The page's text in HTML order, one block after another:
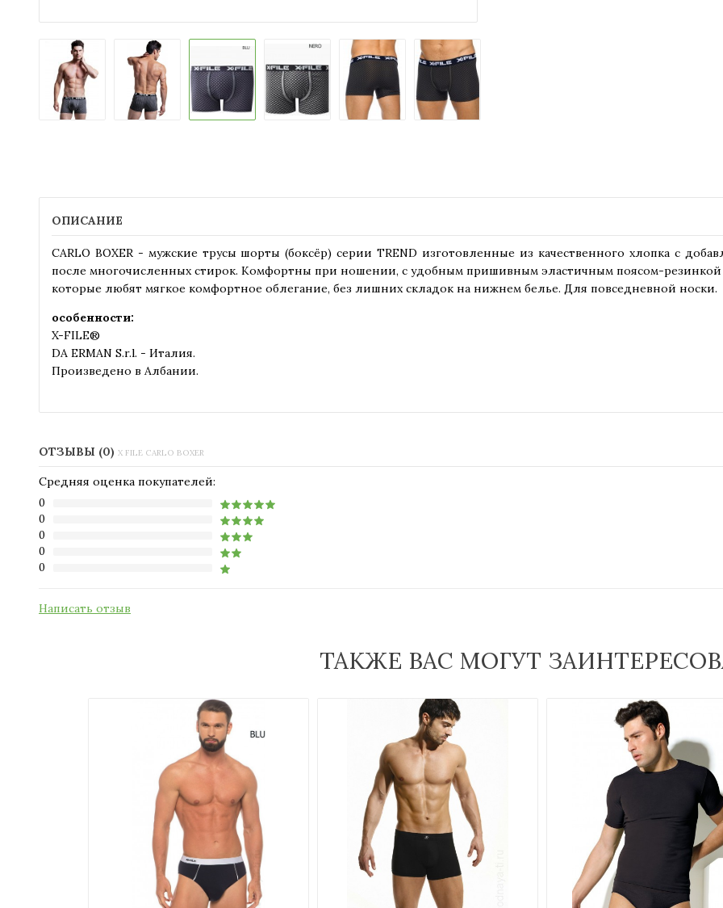
ОПИСАНИЕ
CARLO BOXER - мужские трусы шорты (боксёр) серии TREND изготовленные из качественного хлопка с
после многочисленных стирок. Комфортны при ношении, с удобным пришивным эластичным поясом-
которые любят мягкое комфортное облегание, без лишних складок на нижнем белье. Для повседневной носки.
особенности:
X-FILE®
DA ERMAN S.r.l. - Италия.
Произведено в Албании.
ОТЗЫВЫ (0) X FILE CARLO BOXER
Средняя оценка покупателей:
0
0
0
0
0
Написать отзыв
ТАКЖЕ ВАС МОГУТ